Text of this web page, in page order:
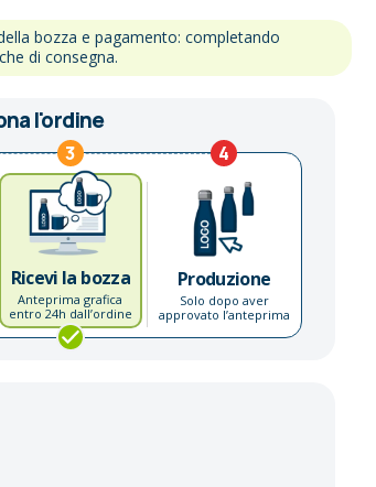
bozza e pagamento: completando
di consegna.
l'ordine
3
Ricevi la bozza
Anteprima grafica
entro 24h dall’ordine
4
Produzione
Solo dopo aver
approvato l’anteprima